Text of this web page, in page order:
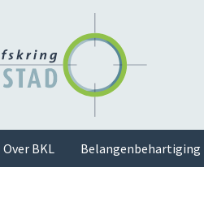
LinkedInYoutube
Over BKL Belangenbehartiging